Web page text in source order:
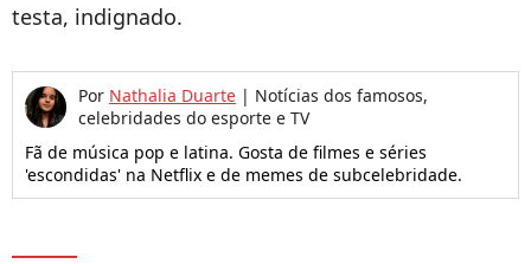
testa, indignado.
Por Nathalia Duarte | Notícias dos famosos,
celebridades do esporte e TV
Fã de música pop e latina. Gosta de filmes e séries
'escondidas' na Netflix e de memes de subcelebridade.